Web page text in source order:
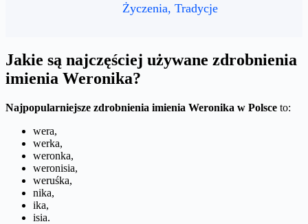
Życzenia, Tradycje
Jakie są najczęściej używane zdrobnienia
imienia Weronika?
Najpopularniejsze zdrobnienia imienia Weronika w Polsce to:
wera,
werka,
weronka,
weronisia,
weruśka,
nika,
ika,
isia.